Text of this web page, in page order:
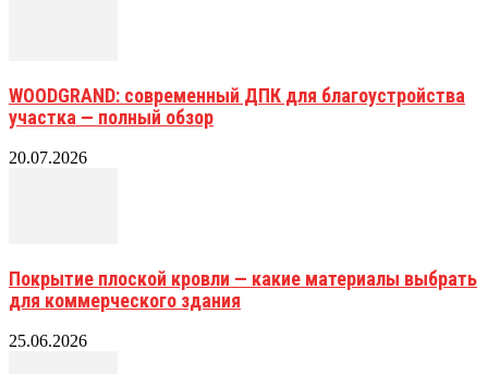
WOODGRAND: современный ДПК для благоустройства
участка — полный обзор
20.07.2026
Покрытие плоской кровли — какие материалы выбрать
для коммерческого здания
25.06.2026